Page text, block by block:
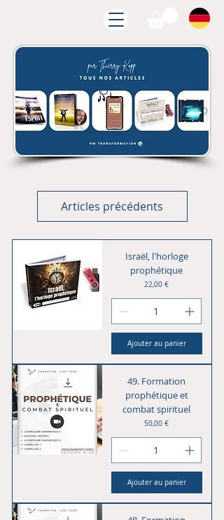
Articles précédents
Israël, l'horloge
prophétique
Prix
22,00 €
Ajouter au panier
49. Formation
prophétique et
combat spirituel
Prix
50,00 €
Ajouter au panier